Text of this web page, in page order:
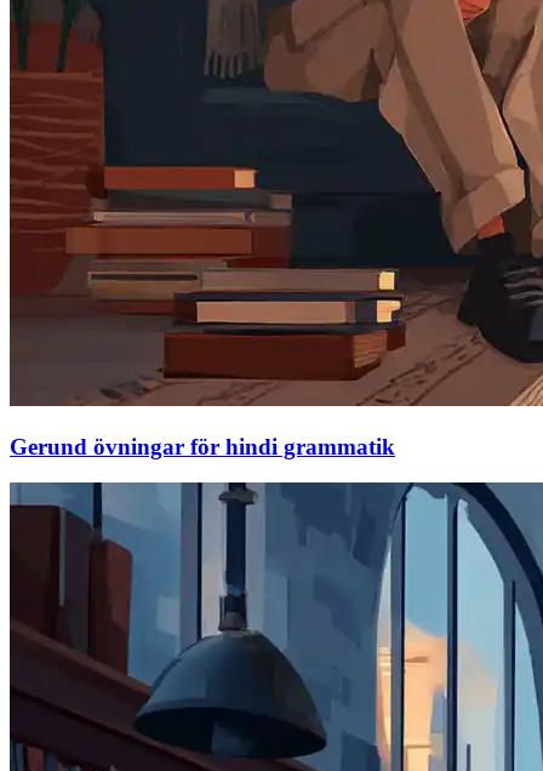
Gerund övningar för hindi grammatik